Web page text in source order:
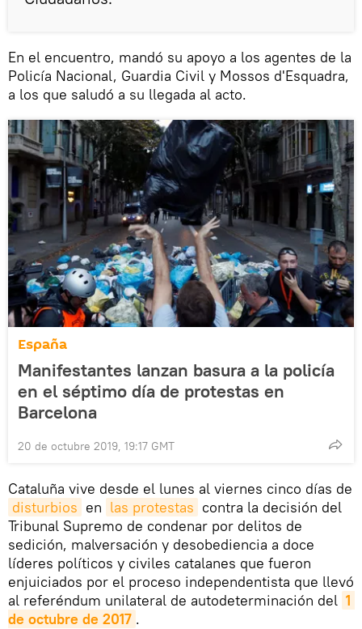
En el encuentro, mandó su apoyo a los agentes de la
Policía Nacional, Guardia Civil y Mossos d'Esquadra,
a los que saludó a su llegada al acto.
España
Manifestantes lanzan basura a la policía
en el séptimo día de protestas en
Barcelona
20 de octubre 2019, 19:17 GMT
Cataluña vive desde el lunes al viernes cinco días de
disturbios en las protestas contra la decisión del
Tribunal Supremo de condenar por delitos de
sedición, malversación y desobediencia a doce
líderes políticos y civiles catalanes que fueron
enjuiciados por el proceso independentista que llevó
al referéndum unilateral de autodeterminación del 1
de octubre de 2017 .